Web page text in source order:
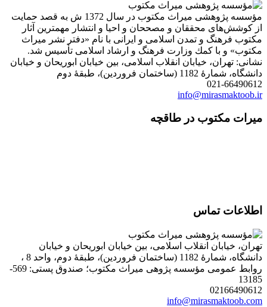
مؤسسه پژوهشی میراث مكتوب در سال 1372 ش به قصد حمایت
از كوشش‌های محققان و مصححان و احیا و انتشار مهمترین آثار
مكتوب فرهنگ و تمدن اسلامی و ایرانی با نام «دفتر نشر میراث
مكتوب» و با كمك وزارت فرهنگ و ارشاد اسلامی تأسیس شد.
نشانی: تهران، خیابان انقلاب اسلامی، بین خیابان ابوریحان و خیابان
دانشگاه، شمارۀ 1182 (ساختمان فروردین)، طبقۀ دوم
021-66490612
info@mirasmaktoob.ir
میرات مکتوب در طاقچه
اطلاعات تماس
تهران، خیابان انقلاب اسلامی، بین خیابان ابوریحان و خیابان
دانشگاه، شمارۀ 1182 (ساختمان فروردین)، طبقۀ دوم، واحد 8 ،
روابط عمومی مؤسسه پژوهی میراث مکتوب؛ صندوق پستی: 569-
13185
02166490612
info@mirasmaktoob.com